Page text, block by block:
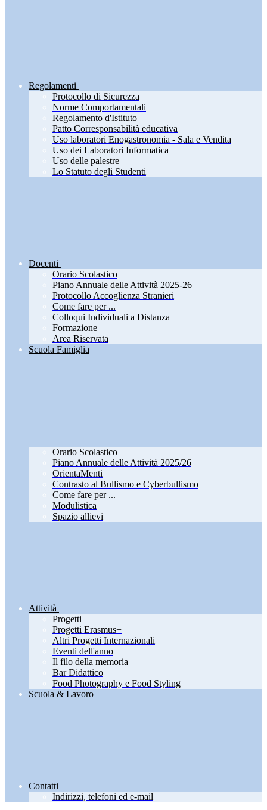
Regolamenti
Protocollo di Sicurezza
Norme Comportamentali
Regolamento d'Istituto
Patto Corresponsabilità educativa
Uso laboratori Enogastronomia - Sala e Vendita
Uso dei Laboratori Informatica
Uso delle palestre
Lo Statuto degli Studenti
Docenti
Orario Scolastico
Piano Annuale delle Attività 2025-26
Protocollo Accoglienza Stranieri
Come fare per ...
Colloqui Individuali a Distanza
Formazione
Area Riservata
Scuola Famiglia
Orario Scolastico
Piano Annuale delle Attività 2025/26
OrientaMenti
Contrasto al Bullismo e Cyberbullismo
Come fare per ...
Modulistica
Spazio allievi
Attività
Progetti
Progetti Erasmus+
Altri Progetti Internazionali
Eventi dell'anno
Il filo della memoria
Bar Didattico
Food Photography e Food Styling
Scuola & Lavoro
Contatti
Indirizzi, telefoni ed e-mail